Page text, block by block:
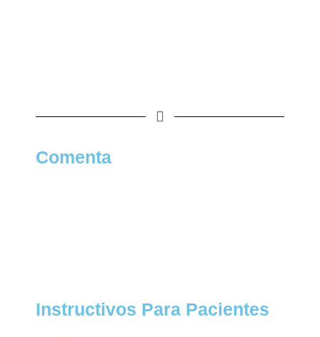
Comenta
Instructivos Para Pacientes